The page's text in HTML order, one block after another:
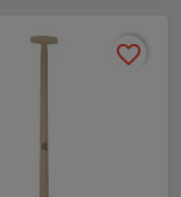
favorite_border
favorite_border